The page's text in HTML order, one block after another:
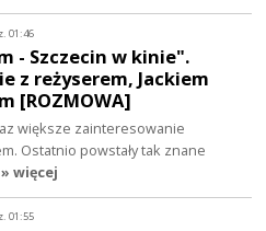
01:46
- Szczecin w kinie".
z reżyserem, Jackiem
[ROZMOWA]
większe zainteresowanie
Ostatnio powstały tak znane
» więcej
01:55